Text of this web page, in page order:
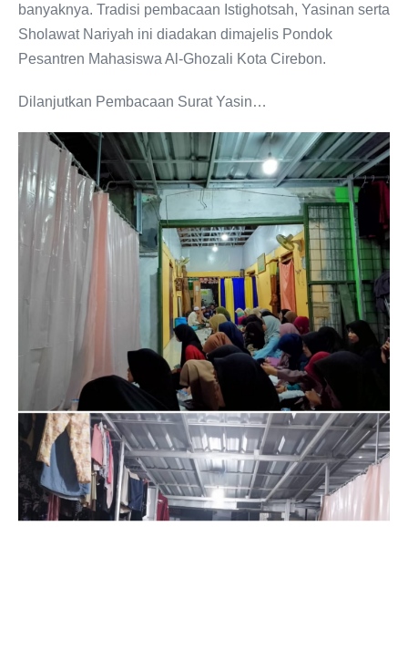
banyaknya. Tradisi pembacaan Istighotsah, Yasinan serta
Sholawat Nariyah ini diadakan dimajelis Pondok
Pesantren Mahasiswa Al-Ghozali Kota Cirebon.
Dilanjutkan Pembacaan Surat Yasin…